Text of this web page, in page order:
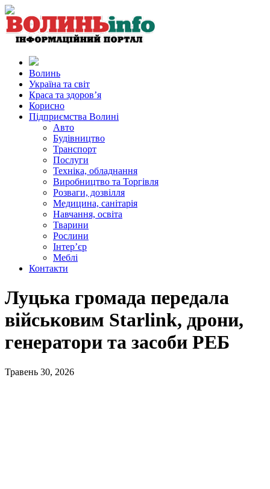
Волинь
Україна та світ
Краса та здоров’я
Корисно
Підприємства Волині
Авто
Будівництво
Транспорт
Послуги
Техніка, обладнання
Виробництво та Торгівля
Розваги, дозвілля
Медицина, санітарія
Навчання, освіта
Тварини
Рослини
Інтер’єр
Меблі
Контакти
Луцька громада передала
військовим Starlink, дрони,
генератори та засоби РЕБ
Травень 30, 2026